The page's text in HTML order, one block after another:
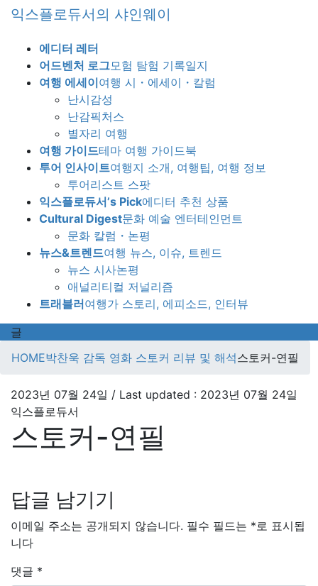
Skip
Skip
Navigation
익스플로듀서의 샤인웨이
에디터 레터
어드벤처 로그모험 탐험 기록일지
여행 에세이여행 시・에세이・칼럼
난시감성
난감픽처스
별자리 여행
여행 가이드테마 여행 가이드북
투어 인사이트여행지 소개, 여행팁, 여행 정보
투어리스트 스팟
익스플로듀서’s Pick에디터 추천 상품
Cultural Digest문화 예술 엔터테인먼트
문화 칼럼・논평
뉴스&트렌드여행 뉴스, 이슈, 트렌드
뉴스 시사논평
애널리티컬 저널리즘
트래블러여행가 스토리, 에피소드, 인터뷰
글
HOME박찬욱 감독 영화 스토커 리뷰 및 해석스토커-연필
2023년 07월 24일 / Last updated : 2023년 07월 24일
익스플로듀서
스토커-연필
답글 남기기
이메일 주소는 공개되지 않습니다. 필수 필드는 *로 표시됩
니다
댓글 *